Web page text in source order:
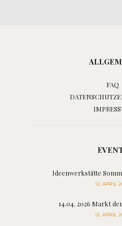
FAQ
Ideenwerkstätte
12. APRIL
14.04. 2026 Markt
12. APRIL